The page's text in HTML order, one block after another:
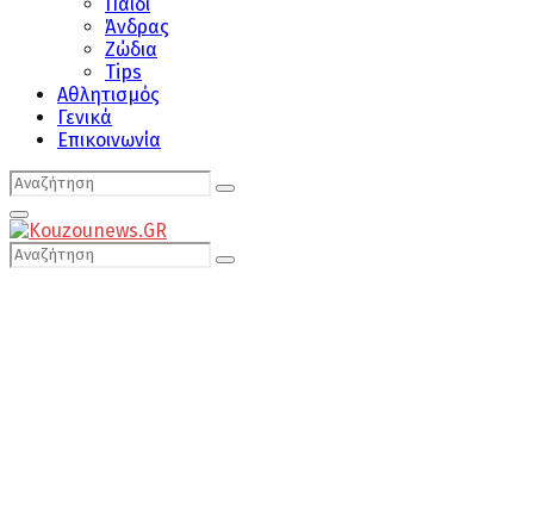
Άνδρας
Ζώδια
Tips
Αθλητισμός
Γενικά
Επικοινωνία
Search
for:
Search
Primary
Menu
Search
for:
Search